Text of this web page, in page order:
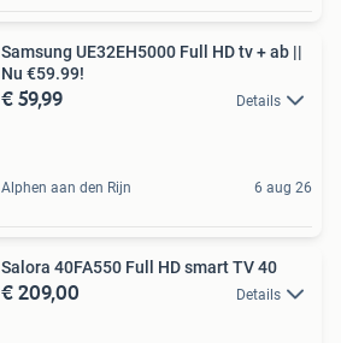
Samsung UE32EH5000 Full HD tv + ab ||
Nu €59.99!
€ 59,99 Details
Alphen aan den Rijn 6 aug 26
Salora 40FA550 Full HD smart TV 40
€ 209,00 Details